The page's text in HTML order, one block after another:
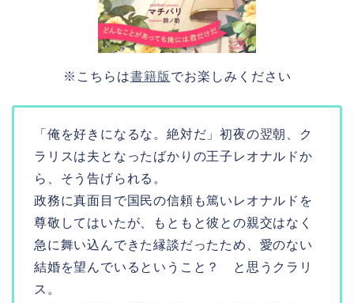
※こちらは書籍版 でお楽しみください
「俺を好きになるな。絶対だ」初夜の翌朝、ク
ラリスは夫となったばかりの王子レオナルドか
ら、そう告げられる。
政務に真面目で国民の信頼も篤いレオナルドを
尊敬してはいたが、もともと彼との親交はなく
急に舞い込んできた縁談だったため、愛のない
結婚を望んでいるということ？ と思うクラリ
ス。